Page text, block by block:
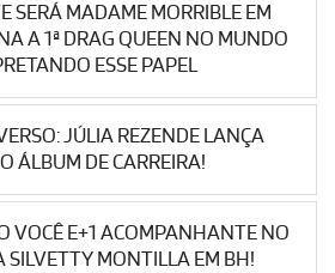
SERÁ MADAME MORRIBLE EM
A 1ª DRAG QUEEN NO MUNDO
ESSE PAPEL
JÚLIA REZENDE LANÇA
ÁLBUM DE CARREIRA!
VOCÊ E+1 ACOMPANHANTE NO
SILVETTY MONTILLA EM BH!